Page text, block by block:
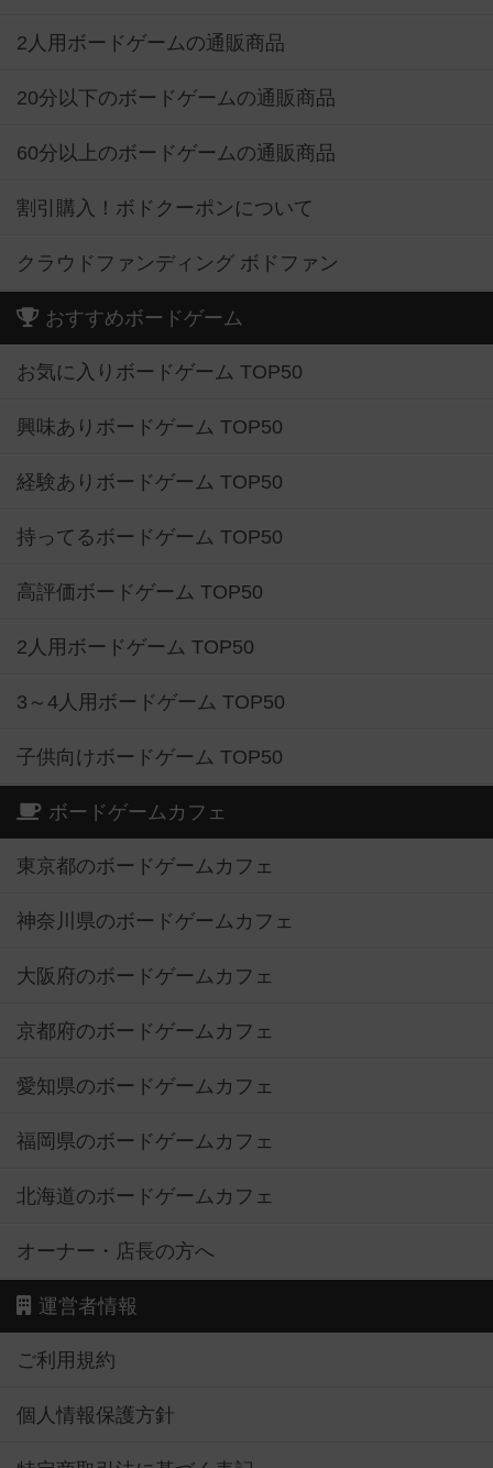
2人用ボードゲームの通販商品
20分以下のボードゲームの通販商品
60分以上のボードゲームの通販商品
割引購入！ボドクーポンについて
クラウドファンディング ボドファン
おすすめボードゲーム
お気に入りボードゲーム TOP50
興味ありボードゲーム TOP50
経験ありボードゲーム TOP50
持ってるボードゲーム TOP50
高評価ボードゲーム TOP50
2人用ボードゲーム TOP50
3～4人用ボードゲーム TOP50
子供向けボードゲーム TOP50
ボードゲームカフェ
東京都のボードゲームカフェ
神奈川県のボードゲームカフェ
大阪府のボードゲームカフェ
京都府のボードゲームカフェ
愛知県のボードゲームカフェ
福岡県のボードゲームカフェ
北海道のボードゲームカフェ
オーナー・店長の方へ
運営者情報
ご利用規約
個人情報保護方針